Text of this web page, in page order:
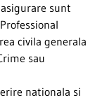
sunt
civila generala
sau
nationala si